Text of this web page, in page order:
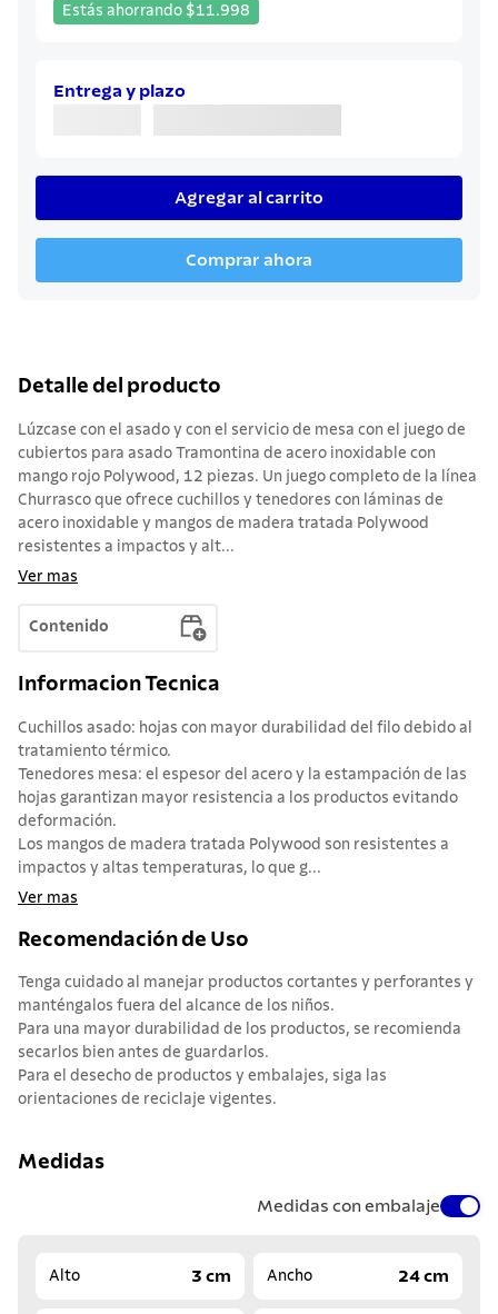
Estás ahorrando $11.998
Entrega y plazo
Agregar al carrito
Comprar ahora
Detalle del producto
Lúzcase con el asado y con el servicio de mesa con el juego de
cubiertos para asado Tramontina de acero inoxidable con
mango rojo Polywood, 12 piezas. Un juego completo de la línea
Churrasco que ofrece cuchillos y tenedores con láminas de
acero inoxidable y mangos de madera tratada Polywood
resistentes a impactos y alt...
Ver mas
Contenido
Informacion Tecnica
Cuchillos asado: hojas con mayor durabilidad del filo debido al
tratamiento térmico.
Tenedores mesa: el espesor del acero y la estampación de las
hojas garantizan mayor resistencia a los productos evitando
deformación.
Los mangos de madera tratada Polywood son resistentes a
impactos y altas temperaturas, lo que g...
Ver mas
Recomendación de Uso
Tenga cuidado al manejar productos cortantes y perforantes y
manténgalos fuera del alcance de los niños.
Para una mayor durabilidad de los productos, se recomienda
secarlos bien antes de guardarlos.
Para el desecho de productos y embalajes, siga las
orientaciones de reciclaje vigentes.
Medidas
Medidas con embalaje
Alto 3 cm Ancho 24 cm